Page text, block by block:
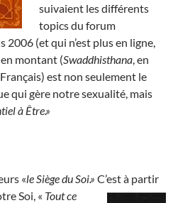
suivaient les différents
topics du forum
2006 (et qui n’est plus en ligne,
montant (Swaddhisthana , en
est non seulement le
qui gère notre sexualité, mais
à Être.»
«le Siège du Soi.» C’est à partir
Soi, « Tout ce